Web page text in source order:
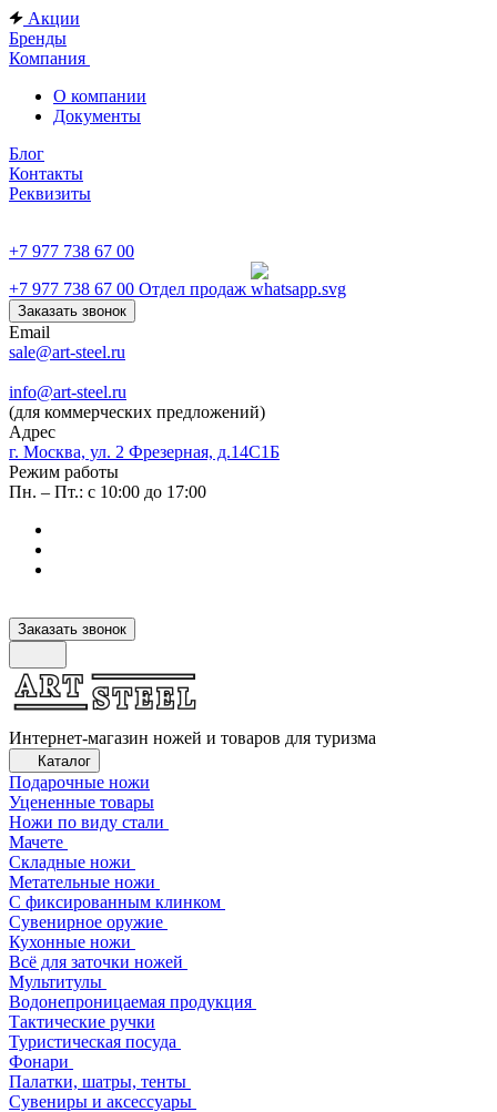
Акции
Бренды
Компания
О компании
Документы
Блог
Контакты
Реквизиты
+7 977 738 67 00
+7 977 738 67 00 Отдел продаж
Заказать звонок
Email
sale@art-steel.ru
info@art-steel.ru
(для коммерческих предложений)
Адрес
г. Москва, ул. 2 Фрезерная, д.14С1Б
Режим работы
Пн. – Пт.: с 10:00 до 17:00
Заказать звонок
Интернет-магазин ножей и товаров для туризма
Каталог
Подарочные ножи
Уцененные товары
Ножи по виду стали
Мачете
Складные ножи
Метательные ножи
С фиксированным клинком
Сувенирное оружие
Кухонные ножи
Всё для заточки ножей
Мультитулы
Водонепроницаемая продукция
Тактические ручки
Туристическая посуда
Фонари
Палатки, шатры, тенты
Сувениры и аксессуары